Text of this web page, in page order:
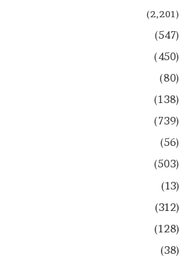
(2,201)
(547)
(450)
(80)
(138)
(739)
(56)
(503)
(13)
(312)
(128)
(38)